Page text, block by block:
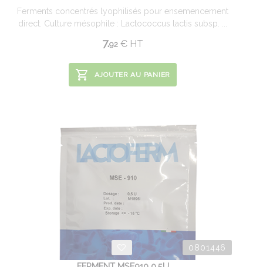
Ferments concentrés lyophilisés pour ensemencement
direct. Culture mésophile : Lactococcus lactis subsp. ...
7.92 € HT
AJOUTER AU PANIER
0801446